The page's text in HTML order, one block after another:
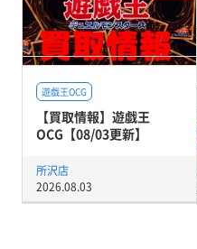
遊戯王OCG
【買取情報】遊戯王
OCG【08/03更新】
所沢店
2026.08.03